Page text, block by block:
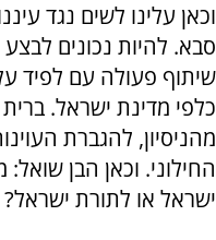
וכאן עלינו לשים נגד
סבא. להיות נכונים
שיתוף פעולה עם לפיד
כלפי מדינת ישראל.
מהניסיון, להגברת
החילוני. וכאן הבן
ישראל או לתורת ישראל?